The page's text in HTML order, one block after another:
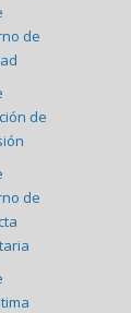
de
de
de